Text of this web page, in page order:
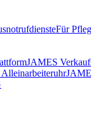
Für
JAMES